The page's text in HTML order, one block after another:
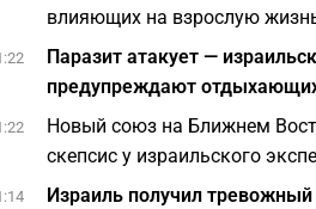
влияющих на взрослую
Паразит атакует —
предупреждают
Новый союз на Ближнем
скепсис у израильского
Израиль получил тревожный